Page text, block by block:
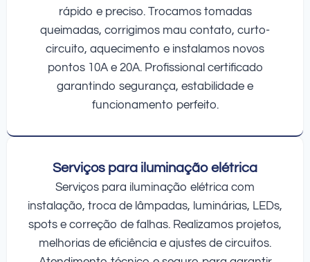
rápido e preciso. Trocamos tomadas
queimadas, corrigimos mau contato, curto-
circuito, aquecimento e instalamos novos
pontos 10A e 20A. Profissional certificado
garantindo segurança, estabilidade e
funcionamento perfeito.
Serviços para iluminação elétrica
Serviços para iluminação elétrica com
instalação, troca de lâmpadas, luminárias, LEDs,
spots e correção de falhas. Realizamos projetos,
melhorias de eficiência e ajustes de circuitos.